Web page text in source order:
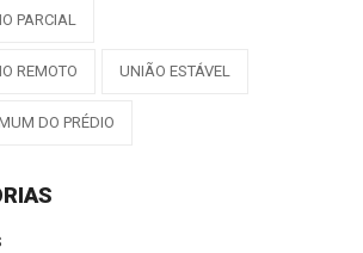
PARCIAL
REMOTO UNIÃO ESTÁVEL
DO PRÉDIO